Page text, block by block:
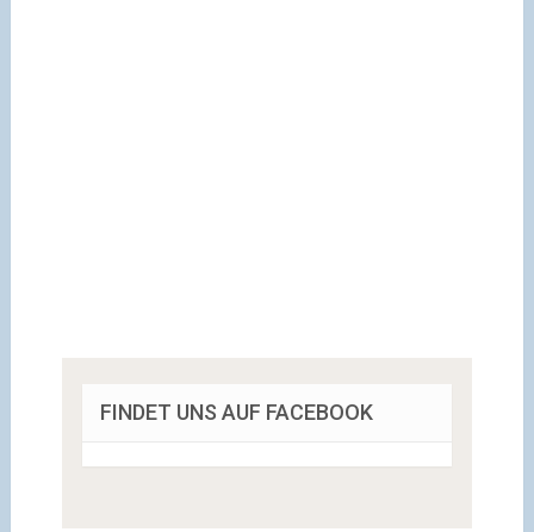
FINDET UNS AUF FACEBOOK